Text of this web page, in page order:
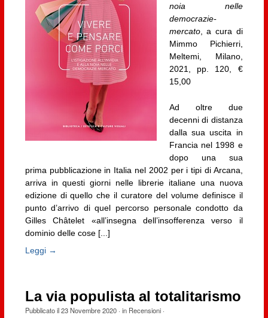
noia nelle
democrazie-
mercato, a cura di
Mimmo Pichierri,
Meltemi, Milano,
2021, pp. 120, €
15,00
Ad oltre due
decenni di distanza
dalla sua uscita in
Francia nel 1998 e
dopo una sua
prima pubblicazione in Italia nel 2002 per i tipi di Arcana,
arriva in questi giorni nelle librerie italiane una nuova
edizione di quello che il curatore del volume definisce il
punto d’arrivo di quel percorso personale condotto da
Gilles Châtelet «all’insegna dell’insofferenza verso il
dominio delle cose [...]
Leggi →
La via populista al totalitarismo
Pubblicato il23 Novembre 2020· in Recensioni·